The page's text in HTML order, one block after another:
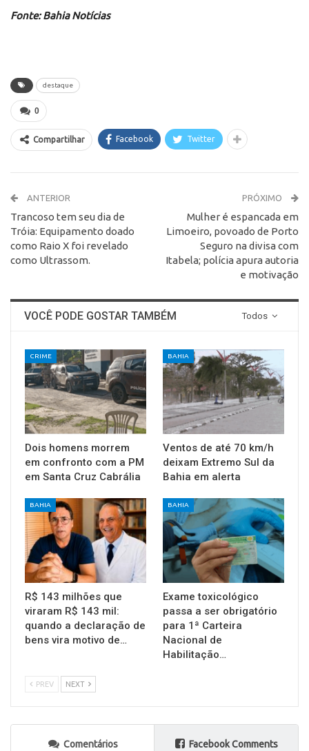
Fonte: Bahia Notícias
destaque
0
Compartilhar Facebook Twitter
ANTERIOR
Trancoso tem seu dia de
Tróia: Equipamento doado
como Raio X foi revelado
como Ultrassom.
PRÓXIMO
Mulher é espancada em
Limoeiro, povoado de Porto
Seguro na divisa com
Itabela; polícia apura autoria
e motivação
Todos
VOCÊ PODE GOSTAR TAMBÉM
CRIME
Dois homens morrem
em confronto com a PM
em Santa Cruz Cabrália
BAHIA
Ventos de até 70 km/h
deixam Extremo Sul da
Bahia em alerta
BAHIA
R$ 143 milhões que
viraram R$ 143 mil:
quando a declaração de
bens vira motivo de…
BAHIA
Exame toxicológico
passa a ser obrigatório
para 1ª Carteira
Nacional de
Habilitação…
PREV NEXT
Comentários Facebook Comments